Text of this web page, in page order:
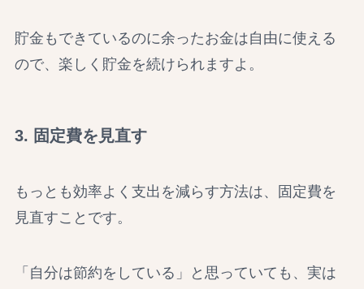
貯金もできているのに余ったお金は自由に使える
ので、楽しく貯金を続けられますよ。
3. 固定費を見直す
もっとも効率よく支出を減らす方法は、固定費を
見直すことです。
「自分は節約をしている」と思っていても、実は